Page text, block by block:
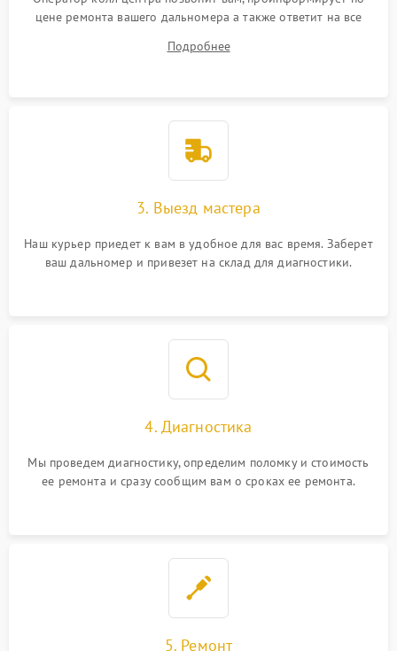
защиты от замыкания
Подробнее →
1000 ₽
цене ремонта вашего дальномера а также ответит на все
Подробнее
3. Выезд мастера
Наш курьер приедет к вам в удобное для вас время. Заберет
ваш дальномер и привезет на склад для диагностики.
4. Диагностика
Мы проведем диагностику, определим поломку и стоимость
ее ремонта и сразу сообщим вам о сроках ее ремонта.
5. Ремонт